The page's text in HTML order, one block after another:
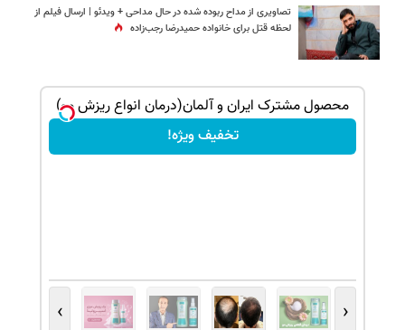
تصاویری از مداح ربوده شده در حال مداحی + ویدئو | ارسال فیلم از
لحظه قتل برای خانواده‌ حمیدرضا رجب‌زاده
محصول مشترک ایران و آلمان(درمان انواع ریزش مو)
تخفیف ویژه!
‹
›